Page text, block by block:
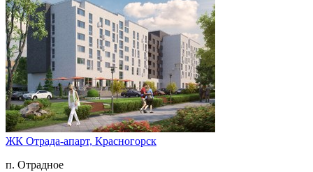
ЖК Отрада-апарт, Красногорск
п. Отрадное